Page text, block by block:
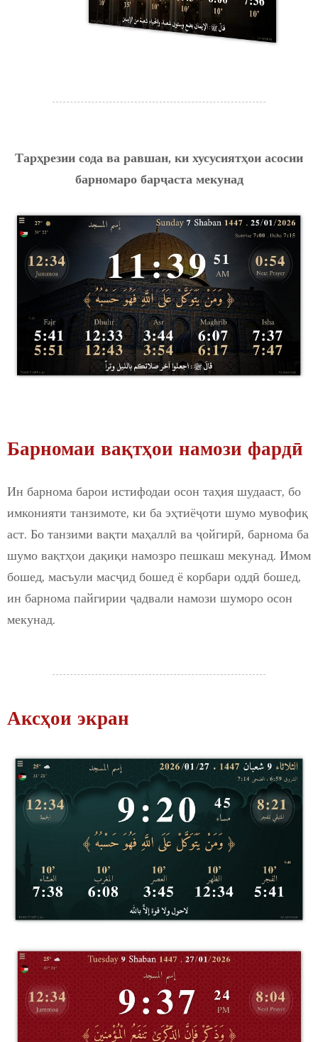
Тарҳрезии сода ва равшан, ки хусусиятҳои асосии
барномаро барҷаста мекунад
Барномаи вақтҳои намози фардӣ
Ин барнома барои истифодаи осон таҳия шудааст, бо
имконияти танзимоте, ки ба эҳтиёҷоти шумо мувофиқ
аст. Бо танзими вақти маҳаллӣ ва ҷойгирӣ, барнома ба
шумо вақтҳои дақиқи намозро пешкаш мекунад. Имом
бошед, масъули масҷид бошед ё корбари оддӣ бошед,
ин барнома пайгирии ҷадвали намози шуморо осон
мекунад.
Аксҳои экран